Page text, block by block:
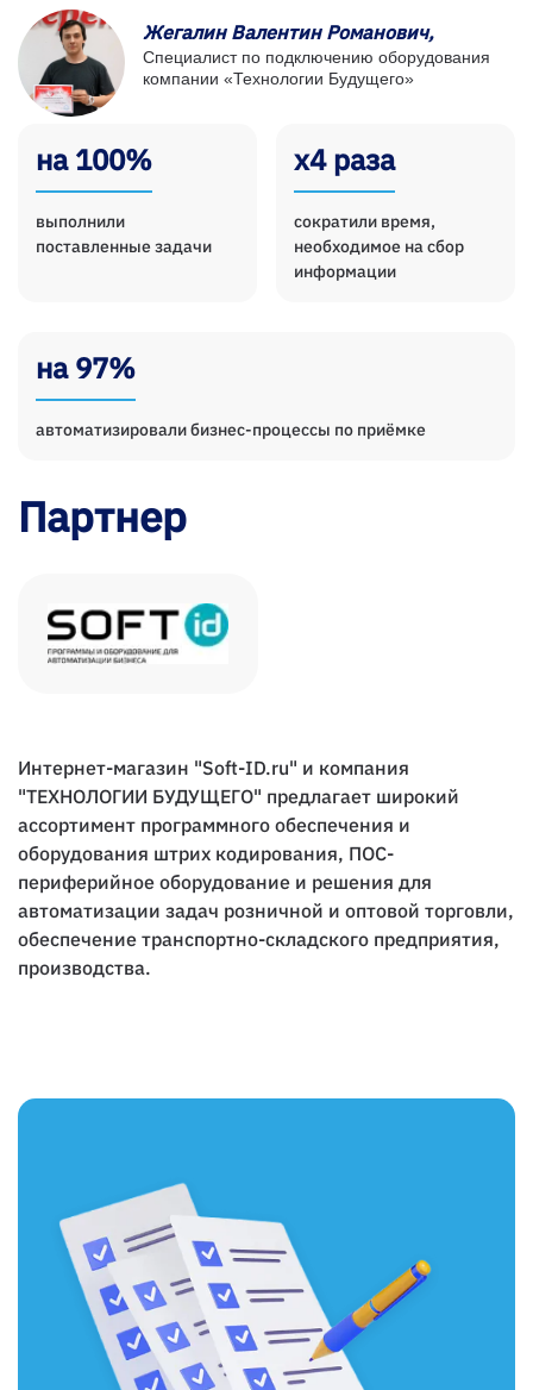
Жегалин Валентин Романович,
Специалист по подключению оборудования
компании «Технологии Будущего»
на 100%
выполнили
поставленные задачи
х4 раза
сократили время,
необходимое на сбор
информации
на 97%
автоматизировали бизнес-процессы по приёмке
Партнер
Интернет-магазин "Soft-ID.ru" и компания
"ТЕХНОЛОГИИ БУДУЩЕГО" предлагает широкий
ассортимент программного обеспечения и
оборудования штрих кодирования, ПОС-
периферийное оборудование и решения для
автоматизации задач розничной и оптовой торговли,
обеспечение транспортно-складского предприятия,
производства.